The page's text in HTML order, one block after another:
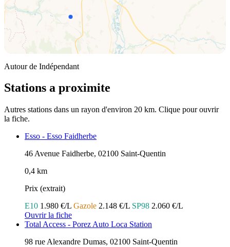
Autour de Indépendant
Stations a proximite
Autres stations dans un rayon d'environ 20 km. Clique pour ouvrir
la fiche.
Esso - Esso Faidherbe
46 Avenue Faidherbe, 02100 Saint-Quentin
0,4 km
Prix (extrait)
E10 1.980 €/L Gazole 2.148 €/L SP98 2.060 €/L
Ouvrir la fiche
Total Access - Porez Auto Loca Station
98 rue Alexandre Dumas, 02100 Saint-Quentin